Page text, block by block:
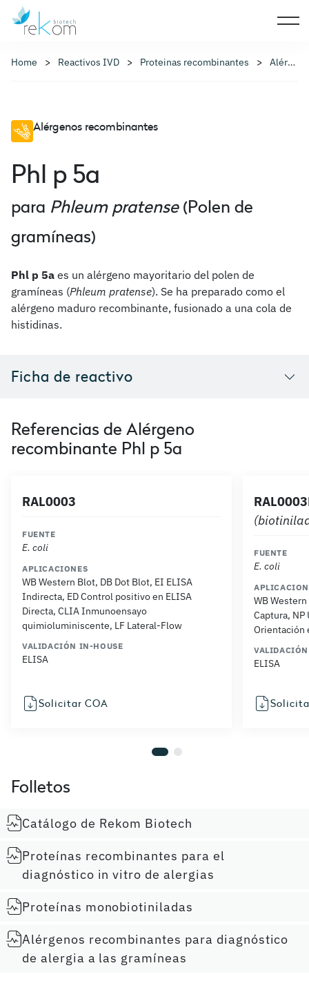
Home Reactivos IVD Proteinas recombinantes Alérgenos recombinantes
Alérgenos recombinantes
Phl p 5a
para Phleum pratense(Polen de
gramíneas)
Phl p 5a es un alérgeno mayoritario del polen de
gramíneas (Phleum pratense). Se ha preparado como el
alérgeno maduro recombinante, fusionado a una cola de
histidinas.
Ficha de reactivo
Referencias de Alérgeno
recombinante Phl p 5a
RAL0003
FUENTE
E. coli
APLICACIONES
WB Western Blot, DB Dot Blot, EI ELISA
Indirecta, ED Control positivo en ELISA
Directa, CLIA Inmunoensayo
quimioluminiscente, LF Lateral-Flow
VALIDACIÓN IN-HOUSE
ELISA
Solicitar COA
FUENTE
E. coli
WB
Captura, NP
Orientación
ELISA
Folletos
Catálogo de Rekom Biotech
Proteínas recombinantes para el
diagnóstico in vitro de alergias
Proteínas monobiotiniladas
Alérgenos recombinantes para diagnóstico
de alergia a las gramíneas